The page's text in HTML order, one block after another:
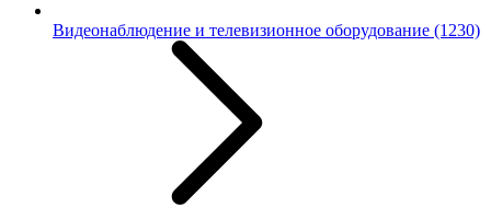
Видеонаблюдение и телевизионное оборудование (1230)